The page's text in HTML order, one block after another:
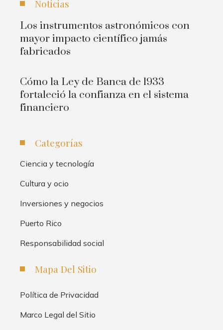
Noticias
Los instrumentos astronómicos con
mayor impacto científico jamás
fabricados
Cómo la Ley de Banca de 1933
fortaleció la confianza en el sistema
financiero
Categorías
Ciencia y tecnología
Cultura y ocio
Inversiones y negocios
Puerto Rico
Responsabilidad social
Mapa Del Sitio
Política de Privacidad
Marco Legal del Sitio